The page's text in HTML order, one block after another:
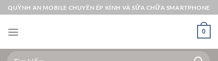
Bỏ
qua
nội
QUỲNH AN MOBILE CHUYÊN ÉP KÍNH VÀ SỬA CHỮA SMARTPHONE
0
Tìm